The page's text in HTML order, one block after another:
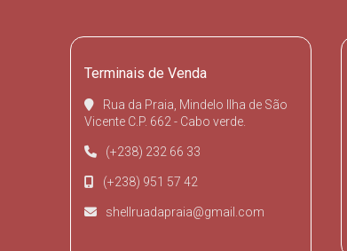
Terminais de Venda
Rua da Praia, Mindelo Ilha de São
Vicente C.P. 662 - Cabo verde.
(+238) 232 66 33
(+238) 951 57 42
shellruadapraia@gmail.com